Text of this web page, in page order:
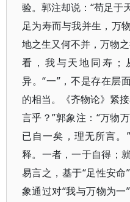
验。郭注却说：“苟足于
足为寿而与我并生，万
地之生又何不并，万物
看，我与天地同寿；
异。“一”，不是存在层
的相当。《齐物论》紧
言乎？”郭象注：“万物
已自一矣，理无所言。
释。一者，一于自得；
易言之，基于“足性安
象通过对“我与万物为